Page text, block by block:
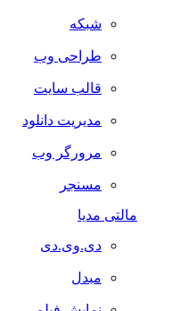
شبکه
طراحی وب
قالب سایت
مدیریت دانلود
مرورگر وب
مسنجر
مالتی مدیا
دی.وی.دی
مبدل